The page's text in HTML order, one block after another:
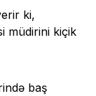
ki,
müdirini kiçik
baş